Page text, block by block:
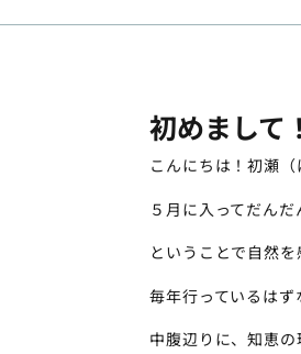
初めまして！
こんにちは！初瀬（
５月に入ってだん
ということで自然
毎年行っているは
中腹辺りに、知恵の